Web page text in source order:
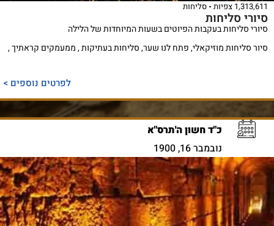
1,313,611 צפיות סליחות
סיורי סליחות
סיורי סליחות בעקבות הפיוטים בשעות המיוחדות של הלילה
סיור סליחות מוזיקאלי, פתח לנו שער, סליחות בעתיקות , ממעמקים קראתיך ,
לפרטים נוספים >
כ"ד חשון ה'תרס"א
נובמבר 16, 1900